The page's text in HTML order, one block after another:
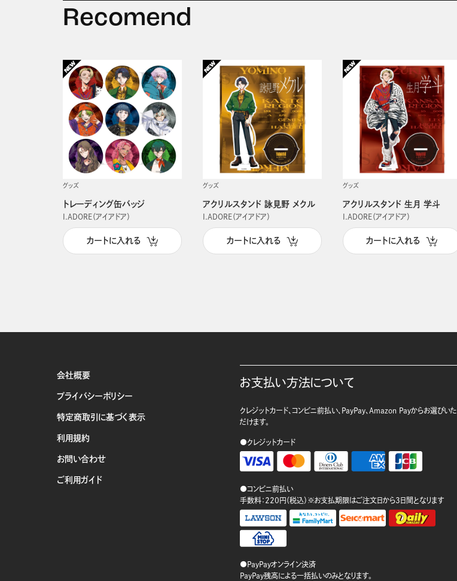
Recomend
グッズ
トレーディング缶バッジ
I.ADORE（アイアドア）
カートに入れる
グッズ
アクリルスタンド 詠見野 メクル
I.ADORE（アイアドア）
カートに入れる
グッズ
アクリルスタンド 生月 学斗
I.ADORE（アイアドア）
カートに入れる
会社概要
プライバシーポリシー
特定商取引に基づく表示
利用規約
お問い合わせ
ご利用ガイド
お支払い方法について
クレジットカード、コンビニ前払い、PayPay、Amazon Payからお選びいた
だけます。
●クレジットカード
●コンビニ前払い
手数料：220円（税込）※お支払期限はご注文日から3日間となります
●PayPayオンライン決済
PayPay残高による一括払いのみとなります。